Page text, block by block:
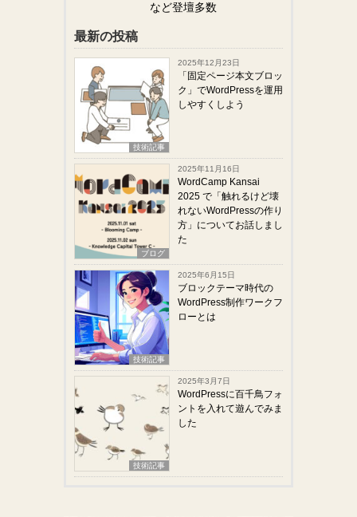
など登壇多数
最新の投稿
技術記事
2025年12月23日
「固定ページ本文ブロッ
ク」でWordPressを運用
しやすくしよう
ブログ
2025年11月16日
WordCamp Kansai
2025 で「触れるけど壊
れないWordPressの作り
方」についてお話しまし
た
技術記事
2025年6月15日
ブロックテーマ時代の
WordPress制作ワークフ
ローとは
技術記事
2025年3月7日
WordPressに百千鳥フォ
ントを入れて遊んでみま
した